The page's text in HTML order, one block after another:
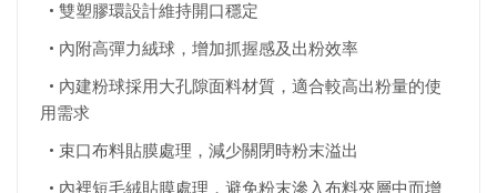
• 雙塑膠環設計維持開口穩定
• 內附高彈力絨球，增加抓握感及出粉效率
• 內建粉球採用大孔隙面料材質，適合較高出粉量的使
用需求
• 束口布料貼膜處理，減少關閉時粉末溢出
• 內裡短毛絨貼膜處理，避免粉末滲入布料夾層中而增